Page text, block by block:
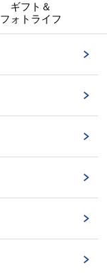
ギフト＆
フォトライフ